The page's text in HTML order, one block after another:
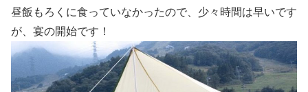
昼飯もろくに食っていなかったので、少々時間は早いです
が、宴の開始です！